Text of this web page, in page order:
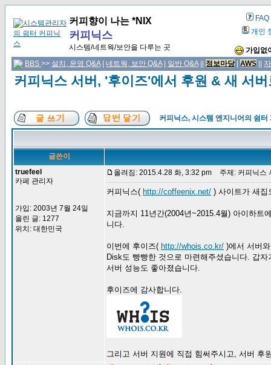
커피향이 나는 *NIX
커피닉스
시스템/네트웍/보안을 다루는 곳
FAQ
개인
가입없
BBS >> 설치, 운영 Q&A| 네트웍, 보안 Q&A| 일반 Q&A|| 정보마당| AWS
커피닉스 서버, '후이즈'에서 후원 & 새 서
커피닉스, 시스템 엔지니어의 쉼터
글쓴이
truefeel
카페 관리자
가입: 2003년 7월 24일
올린 글: 1277
위치: 대한민국
올려짐: 2015.4.28 화, 3:32 pm 주제: 커피닉스
커피닉스( http://coffeenix.net/ ) 사이트가 새집
지금까지 11년간(2004년~2015.4월) 아이하
니다.
이번에 후이즈( http://whois.co.kr/ )에서 서버
Disk도 빵빵한 것으로 마련해주셨습니다. 갑
서버 성능도 좋아졌습니다.
후이즈에 감사합니다.
그리고 서버 지원에 직접 힘써주시고, 서버 후